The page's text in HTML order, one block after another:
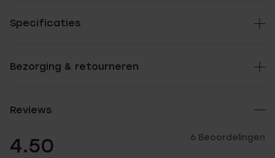
Specificaties
Bezorging & retourneren
Reviews
4.50 6 Beoordelingen